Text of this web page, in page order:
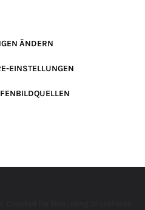
ÄNDERN
EINSTELLUNGEN
BILDQUELLEN